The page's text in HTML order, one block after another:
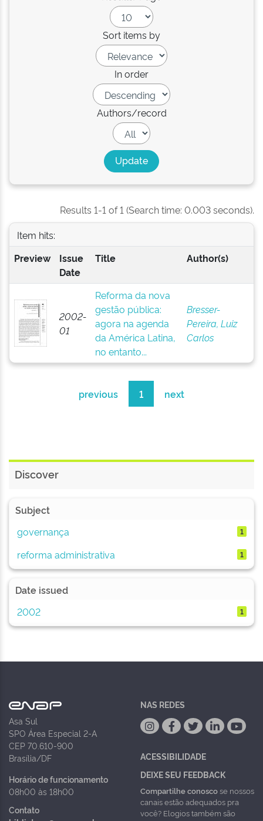
Sort items by
In order
Authors/record
Results 1-1 of 1 (Search time: 0.003 seconds).
Item hits:
Preview
Issue
Date
Title Author(s)
2002-
01
Reforma da nova
gestão pública:
agora na agenda
da América Latina,
no entanto...
Bresser-
Pereira, Luiz
Carlos
previous 1 next
Discover
Subject
governança
1
reforma administrativa 1
Date issued
2002
1
Asa Sul
SPO Área Especial 2-A
CEP 70.610-900
Brasília/DF
Horário de funcionamento
08h00 às 18h00
Contato
NAS REDES
ACESSIBILIDADE
DEIXE SEU FEEDBACK
Compartilhe conoscose nossos
canais estão adequados pra
você? Elogios também são